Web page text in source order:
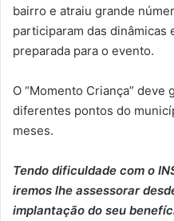
bairro e atraiu grande
participaram das dinâmicas
preparada para o evento.
O “Momento Criança” deve
diferentes pontos do
meses.
Tendo dificuldade com o
iremos lhe assessorar
implantação do seu